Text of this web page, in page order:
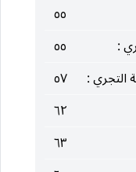
٥٥
٥٥
٥٧
٦٢
٦٣
الالتزامية
العقلي
الإجمالي